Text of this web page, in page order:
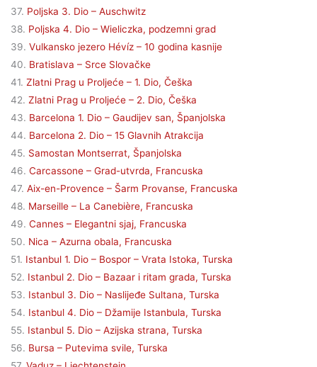
37. Poljska 3. Dio – Auschwitz
38. Poljska 4. Dio – Wieliczka, podzemni grad
39. Vulkansko jezero Hévíz – 10 godina kasnije
40. Bratislava – Srce Slovačke
41. Zlatni Prag u Proljeće – 1. Dio, Češka
42. Zlatni Prag u Proljeće – 2. Dio, Češka
43. Barcelona 1. Dio – Gaudijev san, Španjolska
44. Barcelona 2. Dio – 15 Glavnih Atrakcija
45. Samostan Montserrat, Španjolska
46. Carcassone – Grad-utvrda, Francuska
47. Aix-en-Provence – Šarm Provanse, Francuska
48. Marseille – La Canebière, Francuska
49. Cannes – Elegantni sjaj, Francuska
50. Nica – Azurna obala, Francuska
51. Istanbul 1. Dio – Bospor – Vrata Istoka, Turska
52. Istanbul 2. Dio – Bazaar i ritam grada, Turska
53. Istanbul 3. Dio – Naslijeđe Sultana, Turska
54. Istanbul 4. Dio – Džamije Istanbula, Turska
55. Istanbul 5. Dio – Azijska strana, Turska
56. Bursa – Putevima svile, Turska